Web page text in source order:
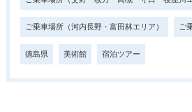
ご乗車場所（河内長野・富田林エリア） ご
徳島県 美術館 宿泊ツアー